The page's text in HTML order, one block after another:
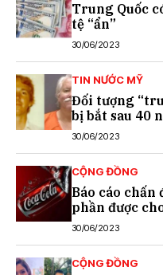
Trung Quốc
tệ “ẩn”
30/06/2023
TIN NƯỚC MỸ
Đối tượng
bị bắt sau 40
30/06/2023
CỘNG ĐỒNG
Báo cáo chấn
phần được
30/06/2023
CỘNG ĐỒNG